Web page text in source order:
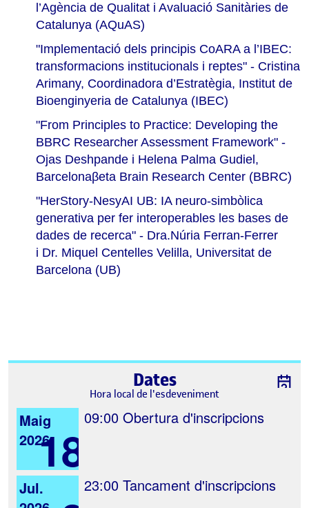
l’Agència de Qualitat i Avaluació Sanitàries de
Catalunya (AQuAS)
"Implementació dels principis CoARA a l’IBEC:
transformacions institucionals i reptes" - Cristina
Arimany, Coordinadora d’Estratègia, Institut de
Bioenginyeria de Catalunya (IBEC)
"From Principles to Practice: Developing the
BBRC Researcher Assessment Framework" -
Ojas Deshpande i Helena Palma Gudiel,
Barcelonaβeta Brain Research Center (BBRC)
"HerStory-NesyAI UB: IA neuro-simbòlica
generativa per fer interoperables les bases de
dades de recerca" - Dra.Núria Ferran-Ferrer
i Dr. Miquel Centelles Velilla, Universitat de
Barcelona (UB)
Dates
Hora local de l'esdeveniment
Maig
202618
09:00 Obertura d'inscripcions
Jul.
23:00 Tancament d'inscripcions